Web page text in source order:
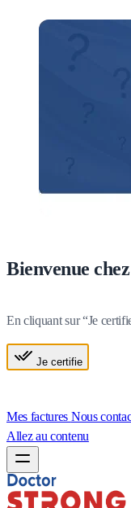
Bienvenue
En cliquant sur “Je
Je certifie
Mes factures Nous
Allez au contenu